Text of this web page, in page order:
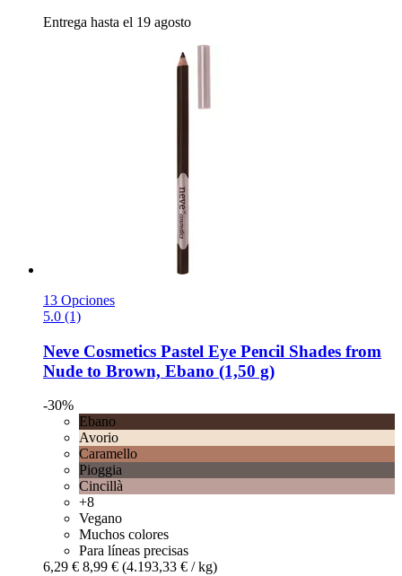
Entrega hasta el 19 agosto
13 Opciones
5.0 (1)
Neve Cosmetics Pastel Eye Pencil Shades from
Nude to Brown, Ebano (1,50 g)
-30%
Ebano
Avorio
Caramello
Pioggia
Cincillà
+8
Vegano
Muchos colores
Para líneas precisas
6,29 € 8,99 € (4.193,33 € / kg)